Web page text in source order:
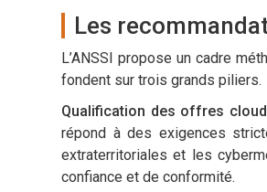
Les
L’ANSSI propose un cadre
fondent sur trois grands piliers.
Qualification des offres cloud
répond à des exigences
extraterritoriales et les
confiance et de conformité.